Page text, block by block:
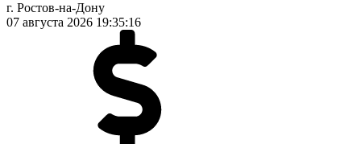
г. Ростов-на-Дону
07 августа 2026 19:35:17